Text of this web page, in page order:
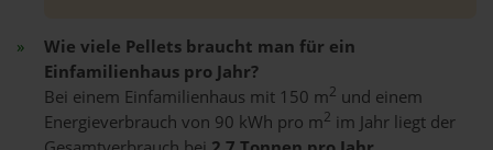
Wie viele Pellets braucht man für ein
Einfamilienhaus pro Jahr?
Bei einem Einfamilienhaus mit 150 m2 und einem
Energieverbrauch von 90 kWh pro m2 im Jahr liegt der